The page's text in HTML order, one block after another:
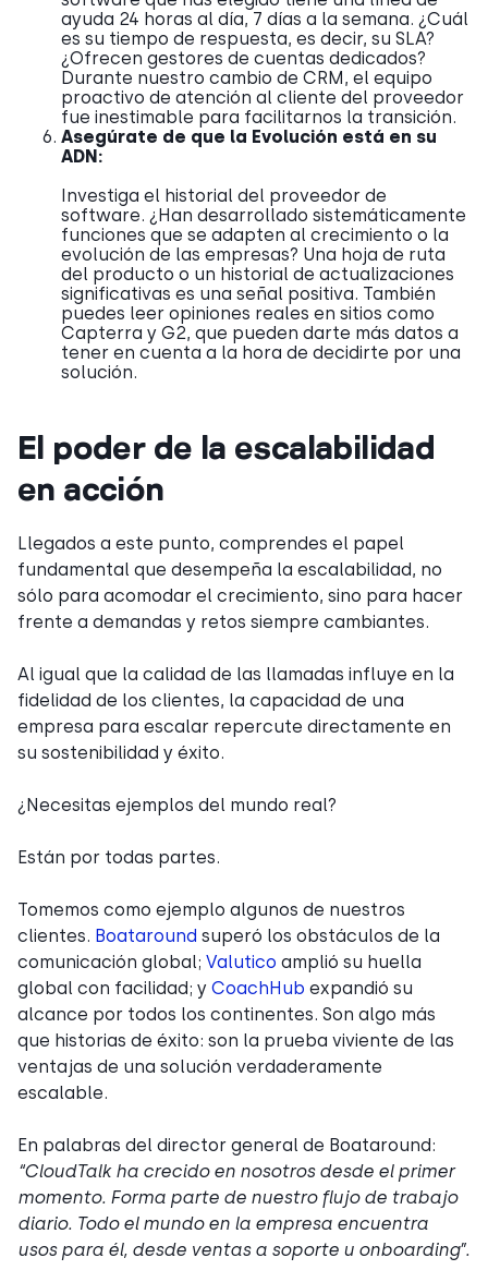
ayuda 24 horas al día, 7 días a la semana. ¿Cuál
es su tiempo de respuesta, es decir, su SLA?
¿Ofrecen gestores de cuentas dedicados?
Durante nuestro cambio de CRM, el equipo
proactivo de atención al cliente del proveedor
fue inestimable para facilitarnos la transición.
Asegúrate de que la Evolución está en su
ADN:
Investiga el historial del proveedor de
software. ¿Han desarrollado sistemáticamente
funciones que se adapten al crecimiento o la
evolución de las empresas? Una hoja de ruta
del producto o un historial de actualizaciones
significativas es una señal positiva. También
puedes leer opiniones reales en sitios como
Capterra y G2, que pueden darte más datos a
tener en cuenta a la hora de decidirte por una
solución.
El poder de la escalabilidad
en acción
Llegados a este punto, comprendes el papel
fundamental que desempeña la escalabilidad, no
sólo para acomodar el crecimiento, sino para hacer
frente a demandas y retos siempre cambiantes.
Al igual que la calidad de las llamadas influye en la
fidelidad de los clientes, la capacidad de una
empresa para escalar repercute directamente en
su sostenibilidad y éxito.
¿Necesitas ejemplos del mundo real?
Están por todas partes.
Tomemos como ejemplo algunos de nuestros
clientes. Boataround superó los obstáculos de la
comunicación global; Valutico amplió su huella
global con facilidad; y CoachHub expandió su
alcance por todos los continentes. Son algo más
que historias de éxito: son la prueba viviente de las
ventajas de una solución verdaderamente
escalable.
En palabras del director general de Boataround:
“CloudTalk ha crecido en nosotros desde el primer
momento. Forma parte de nuestro flujo de trabajo
diario. Todo el mundo en la empresa encuentra
usos para él, desde ventas a soporte u onboarding”.